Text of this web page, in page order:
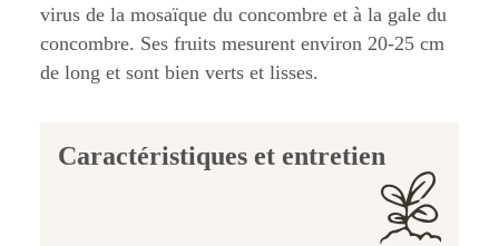
virus de la mosaïque du concombre et à la gale du
concombre. Ses fruits mesurent environ 20-25 cm
de long et sont bien verts et lisses.
Caractéristiques et entretien